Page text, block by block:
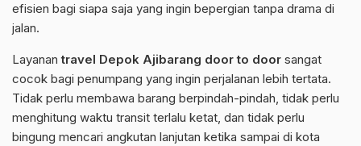
efisien bagi siapa saja yang ingin bepergian tanpa drama di
jalan.
Layanantravel Depok Ajibarang door to door sangat
cocok bagi penumpang yang ingin perjalanan lebih tertata.
Tidak perlu membawa barang berpindah-pindah, tidak perlu
menghitung waktu transit terlalu ketat, dan tidak perlu
bingung mencari angkutan lanjutan ketika sampai di kota